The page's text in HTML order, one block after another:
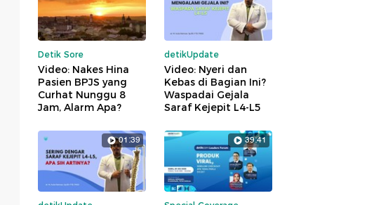
Detik Sore
Video: Nakes Hina
Pasien BPJS yang
Curhat Nunggu 8
Jam, Alarm Apa?
detikUpdate
Video: Nyeri dan
Kebas di Bagian Ini?
Waspadai Gejala
Saraf Kejepit L4-L5
01:39 39:41